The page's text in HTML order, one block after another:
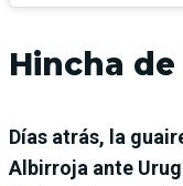
Hincha
Días atrás, la
Albirroja ante